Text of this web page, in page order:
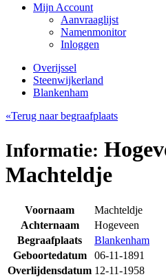
Mijn Account
Aanvraaglijst
Namenmonitor
Inloggen
Overijssel
Steenwijkerland
Blankenham
«Terug naar begraafplaats
Informatie:
Machteldje
Voornaam
Machteldje
Achternaam
Hogeveen
Begraafplaats
Blankenham
Geboortedatum
06-11-1891
Overlijdensdatum 12-11-1958